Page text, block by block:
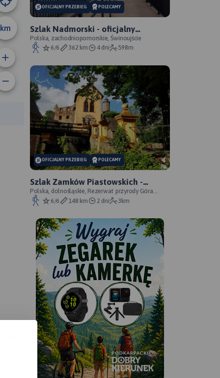
km
OFICJALNY PRZEBIEG POLECAMY
Szlak Nadmorski - oficjalny
przebieg
Polska, zachodniopomorskie, Świnoujście
6/6
362 km 4 dni 598m
OFICJALNY PRZEBIEG POLECAMY
Szlak Zamków Piastowskich -
oficjalny przebieg
Polska, dolnośląskie, Rezerwat przyrody Góra
Choina, Zagórze Śląskie, powiat wałbrzyski
6/6 148 km 2 dni 3km